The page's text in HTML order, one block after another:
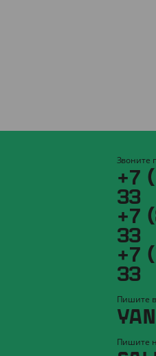
Звоните
+7
33
+7
33
+7
33
Пишите
Пишите